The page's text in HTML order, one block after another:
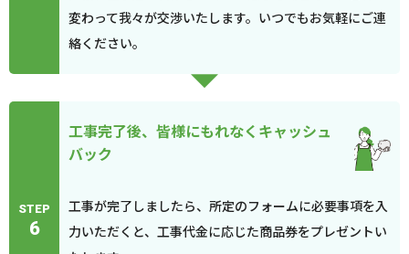
変わって我々が交渉いたします。いつでもお気軽にご連
絡ください。
STEP
6
工事完了後、皆様にもれなくキャッシュ
バック
工事が完了しましたら、所定のフォームに必要事項を入
力いただくと、工事代金に応じた商品券をプレゼントい